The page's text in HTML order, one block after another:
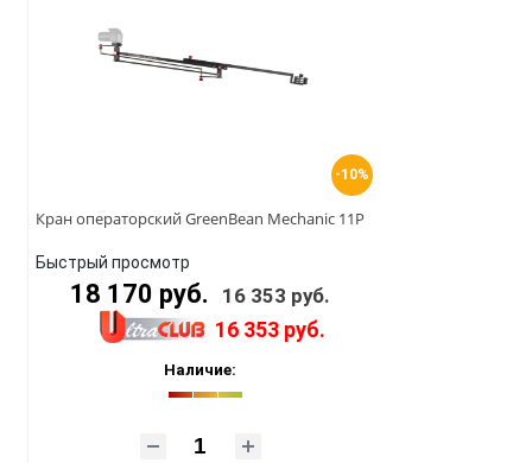
-10%
Кран операторский GreenBean Mechanic 11P
Быстрый просмотр
18 170 руб. 16 353 руб.
16 353 руб.
Наличие: